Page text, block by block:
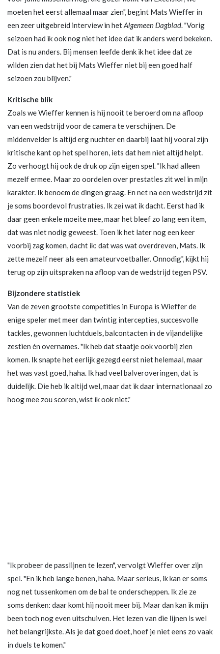
moeten het eerst allemaal maar zien", begint Mats Wieffer in
een zeer uitgebreid interview in hetAlgemeen Dagblad. "Vorig
seizoen had ik ook nog niet het idee dat ik anders werd bekeken.
Dat is nu anders. Bij mensen leefde denk ik het idee dat ze
wilden zien dat het bij Mats Wieffer niet bij een goed half
seizoen zou blijven."
Kritische blik
Zoals we Wieffer kennen is hij nooit te beroerd om na afloop
van een wedstrijd voor de camera te verschijnen. De
middenvelder is altijd erg nuchter en daarbij laat hij vooral zijn
kritische kant op het spel horen, iets dat hem niet altijd helpt.
Zo verhoogt hij ook de druk op zijn eigen spel. "Ik had alleen
mezelf ermee. Maar zo oordelen over prestaties zit wel in mijn
karakter. Ik benoem de dingen graag. En net na een wedstrijd zit
je soms boordevol frustraties. Ik zei wat ik dacht. Eerst had ik
daar geen enkele moeite mee, maar het bleef zo lang een item,
dat was niet nodig geweest. Toen ik het later nog een keer
voorbij zag komen, dacht ik: dat was wat overdreven, Mats. Ik
zette mezelf neer als een amateurvoetballer. Onnodig", kijkt hij
terug op zijn uitspraken na afloop van de wedstrijd tegen PSV.
Bijzondere statistiek
Van de zeven grootste competities in Europa is Wieffer de
enige speler met meer dan twintig intercepties, succesvolle
tackles, gewonnen luchtduels, balcontacten in de vijandelijke
zestien én overnames. "Ik heb dat staatje ook voorbij zien
komen. Ik snapte het eerlijk gezegd eerst niet helemaal, maar
het was vast goed, haha. Ik had veel balveroveringen, dat is
duidelijk. Die heb ik altijd wel, maar dat ik daar internationaal zo
hoog mee zou scoren, wist ik ook niet."
"Ik probeer de passlijnen te lezen", vervolgt Wieffer over zijn
spel. "En ik heb lange benen, haha. Maar serieus, ik kan er soms
nog net tussenkomen om de bal te onderscheppen. Ik zie ze
soms denken: daar komt hij nooit meer bij. Maar dan kan ik mijn
been toch nog even uitschuiven. Het lezen van die lijnen is wel
het belangrijkste. Als je dat goed doet, hoef je niet eens zo vaak
in duels te komen."